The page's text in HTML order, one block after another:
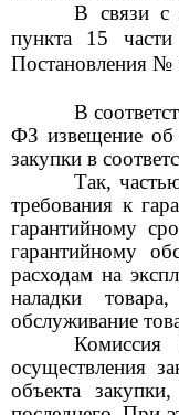
В связи с
пункта 15
Постановления №
В
ФЗ извещение об
закупки в
Так, часть
требования к
гарантийному
гарантийному
расходам на
наладки
обслуживание
Комиссия
осуществления
объекта